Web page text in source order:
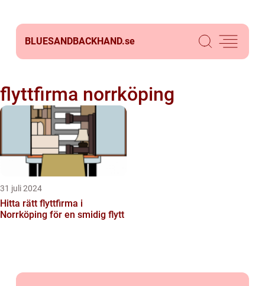
BLUESANDBACKHAND.se
flyttfirma norrköping
31 juli 2024
Hitta rätt flyttfirma i
Norrköping för en smidig flytt